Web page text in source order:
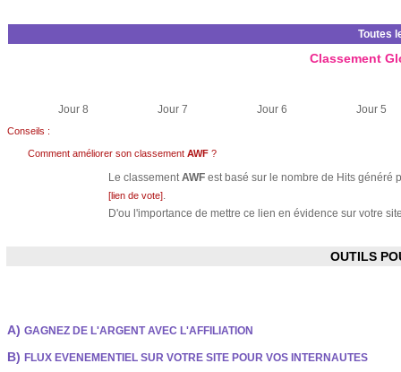
Toutes
Classement
Jour 8 Jour 7 Jour 6 Jour 5
Conseils :
Comment améliorer son classement AWF ?
Le classementAWF est basé sur le nombre de Hits généré
[lien de vote].
D'ou l'importance de mettre ce lien en évidence sur votre
OUTILS
A) GAGNEZ DE L'ARGENT AVEC L'AFFILIATION
B) FLUX EVENEMENTIEL SUR VOTRE SITE POUR VOS INTERNAUTES